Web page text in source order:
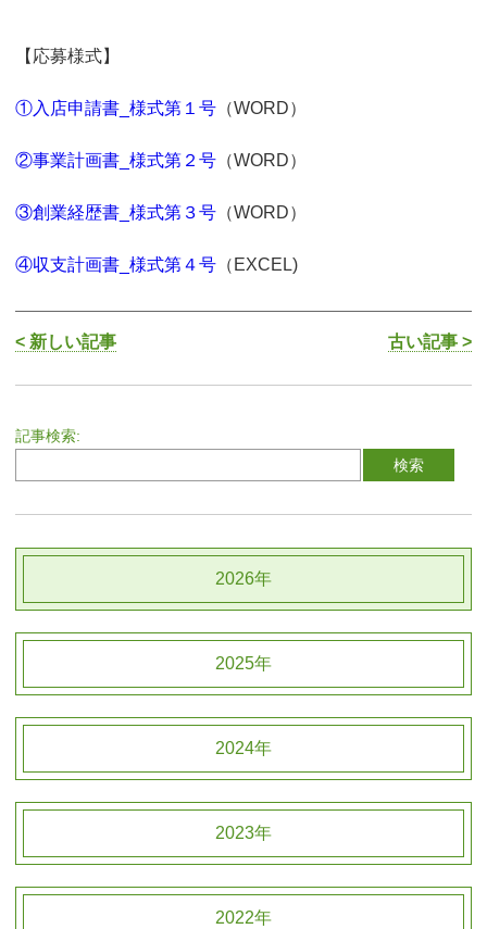
【応募様式】
①入店申請書_様式第１号 （WORD）
②事業計画書_様式第２号 （WORD）
③創業経歴書_様式第３号 （WORD）
④収支計画書_様式第４号 （EXCEL)
< 新しい記事 古い記事 >
記事検索:
2026年
2025年
2024年
2023年
2022年